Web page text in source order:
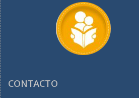
CONTACTO